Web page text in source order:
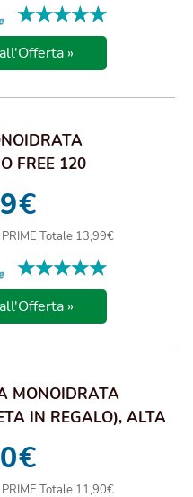
★★★★★
★★★★★
»
FREE 120
€
Totale 13,99€
★★★★★
★★★★★
»
MONOIDRATA
IN REGALO), ALTA
€
Totale 11,90€